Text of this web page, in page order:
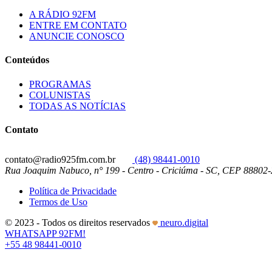
A RÁDIO 92FM
ENTRE EM CONTATO
ANUNCIE CONOSCO
Conteúdos
PROGRAMAS
COLUNISTAS
TODAS AS NOTÍCIAS
Contato
contato@radio925fm.com.br
(48) 98441-0010
Rua Joaquim Nabuco, n° 199 - Centro - Criciúma - SC, CEP
Política de Privacidade
Termos de Uso
© 2023 - Todos os direitos reservados
neuro.digital
WHATSAPP 92FM!
+55 48 98441-0010